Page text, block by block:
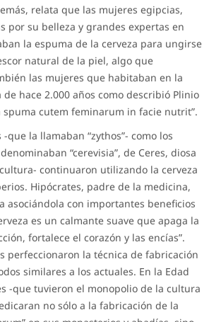
relata que las mujeres egipcias,
por su belleza y grandes expertas en
la espuma de la cerveza para ungirse
natural de la piel, algo que
las mujeres que habitaban en la
hace 2.000 años como describió Plinio
spuma cutem feminarum in facie nutrit”.
que la llamaban “zythos”- como los
“cerevisia”, de Ceres, diosa
continuaron utilizando la cerveza
Hipócrates, padre de la medicina,
asociándola con importantes beneficios
es un calmante suave que apaga la
fortalece el corazón y las encías”.
perfeccionaron la técnica de fabricación
similares a los actuales. En la Edad
-que tuvieron el monopolio de la cultura
no sólo a la fabricación de la